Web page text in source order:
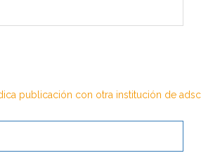
publicación con otra institución de